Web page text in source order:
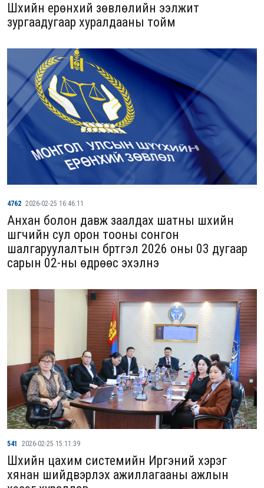
Шүүхийн ерөнхий зөвлөлийн ээлжит
зургаадугаар хуралдааны тойм
4762 2026-02-25 16:46:11
Анхан болон давж заалдах шатны шүүхийн
шүүгчийн сул орон тооны сонгон
шалгаруулалтын бүртгэл 2026 оны 03 дугаар
сарын 02-ны өдрөөс эхэлнэ
541 2026-02-25 15:11:39
Шүүхийн цахим системийн Иргэний хэрэг
хянан шийдвэрлэх ажиллагааны ажлын